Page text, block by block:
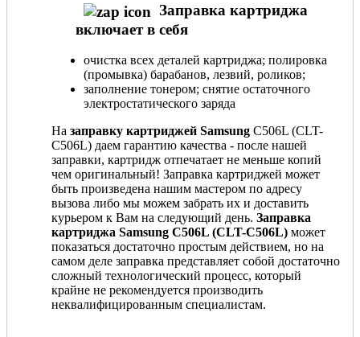
Заправка картриджа
включает в себя
очистка всех деталей картриджа; полировка
(промывка) барабанов, лезвий, роликов;
заполнение тонером; снятие остаточного
электростатического заряда
На заправку картриджей Samsung C506L (CLT-
C506L) даем гарантию качества - после нашей
заправки, картридж отпечатает не меньше копий
чем оригинальный! Заправка картриджей может
быть произведена нашим мастером по адресу
вызова либо мы можем забрать их и доставить
курьером к Вам на следующий день. Заправка
картриджа Samsung C506L (CLT-C506L) может
показаться достаточно простым действием, но на
самом деле заправка представляет собой достаточно
сложный технологический процесс, который
крайне не рекомендуется производить
неквалифицированным специалистам.